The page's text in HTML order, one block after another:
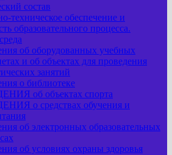
состав
техническое обеспечение и
образовательного процесса.
об оборудованных учебных
и об объектах для проведения
занятий
о библиотеке
об объектах спорта
о средствах обучения и
об электронных образовательных
об условиях охраны здоровья